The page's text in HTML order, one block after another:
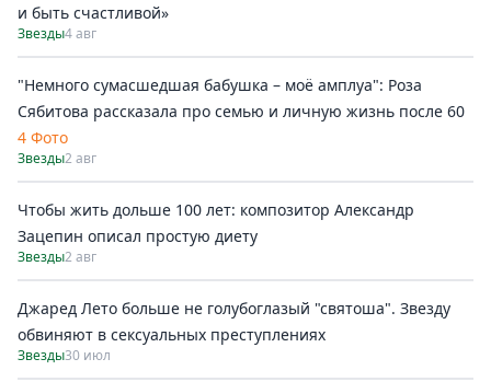
и быть счастливой»
Звезды4 авг
"Немного сумасшедшая бабушка – моё амплуа": Роза
Сябитова рассказала про семью и личную жизнь после 60
4 Фото
Звезды2 авг
Чтобы жить дольше 100 лет: композитор Александр
Зацепин описал простую диету
Звезды2 авг
Джаред Лето больше не голубоглазый "святоша". Звезду
обвиняют в сексуальных преступлениях
Звезды30 июл